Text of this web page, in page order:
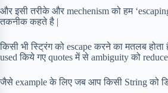
और इसी तरीके और mechenism को हम
तकनीक कहते है |
किसी भी स्ट्रिंग को escape करने का मतलब
used किये गए quotes में से ambiguity को
जैसे example के लिए जब आप किसी String को